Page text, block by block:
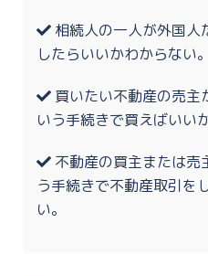
相続人の一人が外国人
したらいいかわからない。
買いたい不動産の売主
いう手続きで買えばいい
不動産の買主または売
う手続きで不動産取引を
い。